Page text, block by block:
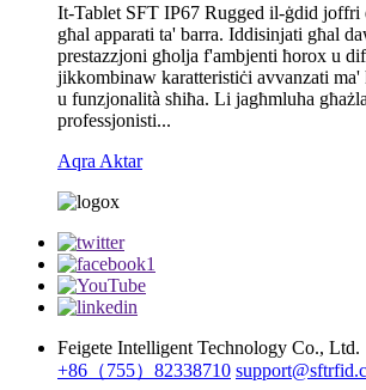
It-Tablet SFT IP67 Rugged il-ġdid joffri
għal apparati ta' barra. Iddisinjati għal
prestazzjoni għolja f'ambjenti ħorox u
jikkombinaw karatteristiċi avvanzati ma'
u funzjonalità sħiħa. Li jagħmluha
professjonisti...
Aqra Aktar
Feigete Intelligent Technology Co., Ltd.
+86（755）82338710